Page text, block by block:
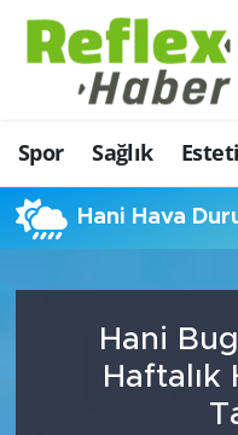
Spor Sağlık
Hani Hava
Hani
Haftalık
Eğitim
Estetik
Firmalardan
İş ve Ekonomi
Moda-Magazin-
Nöbetçi
Hava Durumu
Namaz Vakitleri
Şampiyonlar
Tüm Manşetler